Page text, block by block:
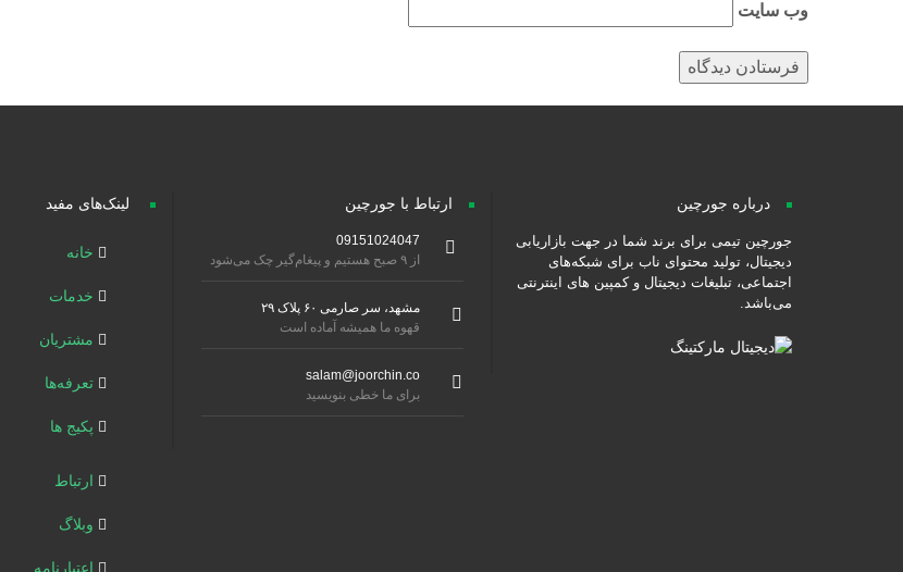
وب‌ سایت
درباره جورچین
جورچین تیمی برای برند شما در جهت بازاریابی
دیجیتال، تولید محتوای ناب برای شبکه‌های
اجتماعی، تبلیغات دیجیتال و کمپین های اینترنتی
می‌باشد.
ارتباط با جورچین
09151024047
از ۹ صبح هستیم و پیغام‌گیر چک می‌شود
مشهد، سر صارمی ۶۰ پلاک ۲۹
قهوه ما همیشه آماده است
salam@joorchin.co
برای ما خطی بنویسید
لینک‌های مفید
خانه
خدمات
مشتریان
تعرفه‌ها
پکیج ها
ارتباط
وبلاگ
اعتبارنامه